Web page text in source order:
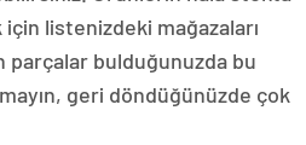
listenizdeki mağazaları
parçalar bulduğunuzda bu
geri döndüğünüzde çok